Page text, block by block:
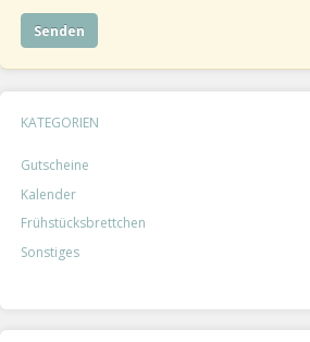
KATEGORIEN
Gutscheine
Kalender
Frühstücks­brettchen
Sonstiges